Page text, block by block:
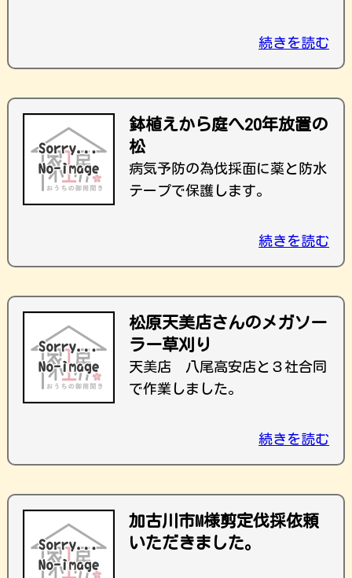
続きを読む
鉢植えから庭へ20年放置の
松
病気予防の為伐採面に薬と防水
テープで保護します。
続きを読む
松原天美店さんのメガソー
ラー草刈り
天美店 八尾高安店と３社合同
で作業しました。
続きを読む
加古川市M様剪定伐採依頼
いただきました。